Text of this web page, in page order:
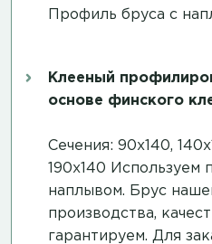
Профиль бруса с
Клееный
основе финского
Сечения: 90х140,
190х140 Используем
наплывом. Брус
производства,
гарантируем. Для